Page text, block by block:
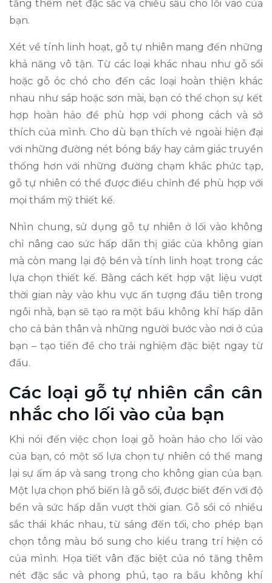
tăng thêm nét đặc sắc và chiều sâu cho lối vào của
bạn.
Xét về tính linh hoạt, gỗ tự nhiên mang đến những
khả năng vô tận. Từ các loại khác nhau như gỗ sồi
hoặc gỗ óc chó cho đến các loại hoàn thiện khác
nhau như sáp hoặc sơn mài, bạn có thể chọn sự kết
hợp hoàn hảo để phù hợp với phong cách và sở
thích của mình. Cho dù bạn thích vẻ ngoài hiện đại
với những đường nét bóng bẩy hay cảm giác truyền
thống hơn với những đường chạm khắc phức tạp,
gỗ tự nhiên có thể được điều chỉnh để phù hợp với
mọi thẩm mỹ thiết kế.
Nhìn chung, sử dụng gỗ tự nhiên ở lối vào không
chỉ nâng cao sức hấp dẫn thị giác của không gian
mà còn mang lại độ bền và tính linh hoạt trong các
lựa chọn thiết kế. Bằng cách kết hợp vật liệu vượt
thời gian này vào khu vực ấn tượng đầu tiên trong
ngôi nhà, bạn sẽ tạo ra một bầu không khí hấp dẫn
cho cả bản thân và những người bước vào nơi ở của
bạn – tạo tiền đề cho trải nghiệm đặc biệt ngay từ
đầu.
Các loại gỗ tự nhiên cần cân
nhắc cho lối vào của bạn
Khi nói đến việc chọn loại gỗ hoàn hảo cho lối vào
của bạn, có một số lựa chọn tự nhiên có thể mang
lại sự ấm áp và sang trọng cho không gian của bạn.
Một lựa chọn phổ biến là gỗ sồi, được biết đến với độ
bền và sức hấp dẫn vượt thời gian. Gỗ sồi có nhiều
sắc thái khác nhau, từ sáng đến tối, cho phép bạn
chọn tông màu bổ sung cho kiểu trang trí hiện có
của mình. Họa tiết vân đặc biệt của nó tăng thêm
nét đặc sắc và phong phú, tạo ra bầu không khí